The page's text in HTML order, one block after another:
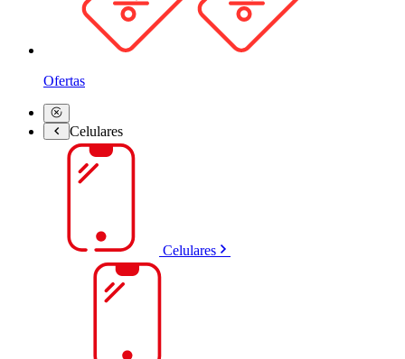
Ofertas
Celulares
Celulares